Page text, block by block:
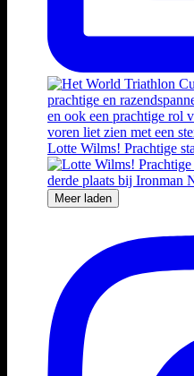
Lotte Wilms! Prachtige
Meer laden